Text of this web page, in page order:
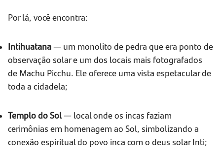
Por lá, você encontra:
Intihuatana— um monolito de pedra que era ponto de
observação solar e um dos locais mais fotografados
de Machu Picchu. Ele oferece uma vista espetacular de
toda a cidadela;
Templo do Sol— local onde os incas faziam
cerimônias em homenagem ao Sol, simbolizando a
conexão espiritual do povo inca com o deus solar Inti;